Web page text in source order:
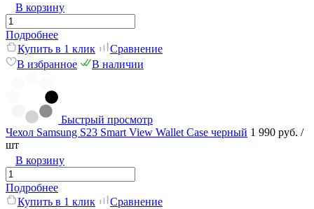
В корзину
Подробнее
Купить в 1 клик
Сравнение
В избранное
В наличии
Быстрый просмотр
Чехол Samsung S23 Smart View Wallet Case черный 1 990 руб. /
шт
В корзину
Подробнее
Купить в 1 клик
Сравнение